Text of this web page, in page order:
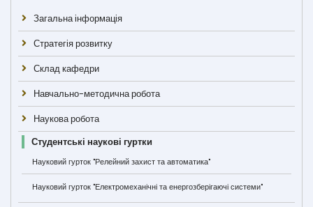
Загальна інформація
Стратегія розвитку
Склад кафедри
Навчально-методична робота
Наукова робота
Студентські наукові гуртки
Науковий гурток "Релейний захист та автоматика"
Науковий гурток "Електромеханічні та енергозберігаючі системи"